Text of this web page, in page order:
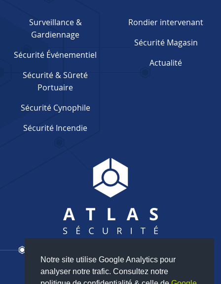
Notre site utilise Google Analytics pour
analyser notre trafic. Consultez notre
Nous contacter
Surveillance &
Gardiennage
Sécurité Événementiel
Sécurité & Sûreté
Portuaire
Sécurité Cynophile
Sécurité Incendie
Rondier intervenant
Sécurité Magasin
Actualité